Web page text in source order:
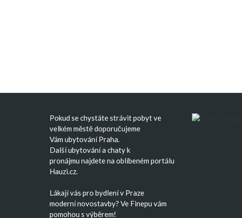
Pokud se chystáte strávit pobyt ve
velkém městě doporučujeme
Vám ubytování Praha.
Dalšíubytovánía chaty k
pronájmu najdete na oblíbeném portálu
Hauzi.cz.
Lákají vás pro bydlení v Praze
modernínovostavby? Ve Finepu vám
pomohou s výběrem!